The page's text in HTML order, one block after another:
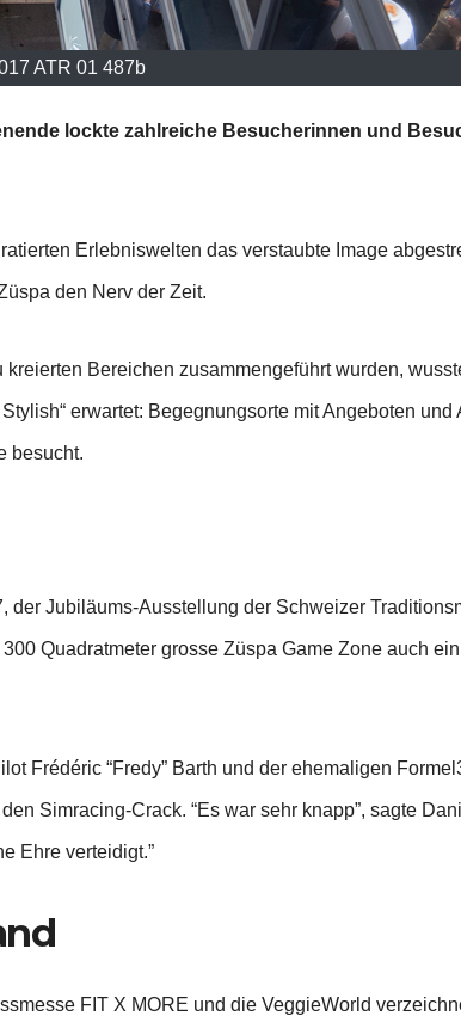
ATR 01 487b
lockte zahlreiche Besucherinnen und
Erlebniswelten das verstaubte Image
den Nerv der Zeit.
Bereichen zusammengeführt wurden,
erwartet: Begegnungsorte mit Angeboten
besucht.
Jubiläums-Ausstellung der Schweizer
Quadratmeter grosse Züspa Game Zone auch
Frédéric “Fredy” Barth und der ehemaligen
Simracing-Crack. “Es war sehr knapp”, sagte
Ehre verteidigt.”
FIT X MORE und die VeggieWorld